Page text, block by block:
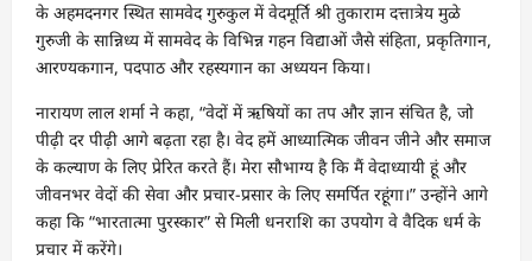
के अहमदनगर स्थित सामवेद गुरुकुल में वेदमूर्ति श्री तुकाराम दत्तात्रेय मुळे
गुरुजी के सान्निध्य में सामवेद के विभिन्न गहन विद्याओं जैसे संहिता, प्रकृतिगान,
आरण्यकगान, पदपाठ और रहस्यगान का अध्ययन किया।
नारायण लाल शर्मा ने कहा, “वेदों में ऋषियों का तप और ज्ञान संचित है, जो
पीढ़ी दर पीढ़ी आगे बढ़ता रहा है। वेद हमें आध्यात्मिक जीवन जीने और समाज
के कल्याण के लिए प्रेरित करते हैं। मेरा सौभाग्य है कि मैं वेदाध्यायी हूं और
जीवनभर वेदों की सेवा और प्रचार-प्रसार के लिए समर्पित रहूंगा।” उन्होंने आगे
कहा कि “भारतात्मा पुरस्कार” से मिली धनराशि का उपयोग वे वैदिक धर्म के
प्रचार में करेंगे।